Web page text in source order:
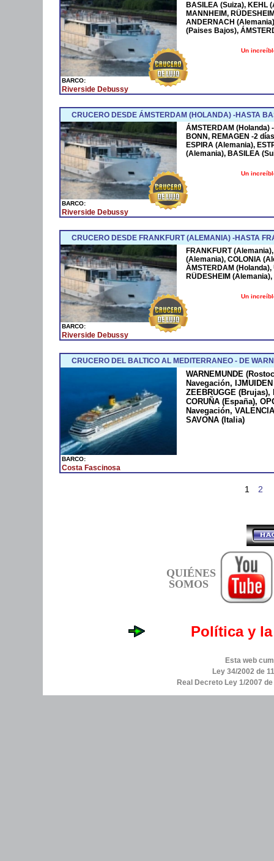
BARCO:
Riverside Debussy
BASILEA (Suiza), KEHL
MANNHEIM,
ANDERNACH
(Paises Bajos),
Un
CRUCERO DESDE ÁMSTERDAM (HOLANDA) -HASTA
BARCO:
Riverside Debussy
ÁMSTERDAM (Holanda)
BONN, REMAGEN -2
ESPIRA (Alemania),
(Alemania), BASILEA
Un
CRUCERO DESDE FRANKFURT (ALEMANIA) -HASTA
BARCO:
Riverside Debussy
FRANKFURT
(Alemania), COLONIA
ÁMSTERDAM (Holanda),
RÜDESHEIM
Un
CRUCERO DEL BALTICO AL MEDITERRANEO - DE
BARCO:
Costa Fascinosa
WARNEMUNDE
Navegación,
ZEEBRUGGE
CORUÑA (España),
Navegación,
SAVONA (Italia)
1 2
QUIÉNES
SOMOS
Política y
Esta web
Ley 34/2002 de
Real Decreto Ley 1/2007